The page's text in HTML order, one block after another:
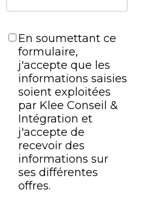
En soumettant ce
formulaire,
j'accepte que les
informations saisies
soient exploitées
par Klee Conseil &
Intégration et
j'accepte de
recevoir des
informations sur
ses différentes
offres.